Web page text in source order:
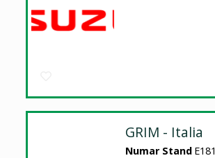
GRIM - Italia
Numar Stand E181